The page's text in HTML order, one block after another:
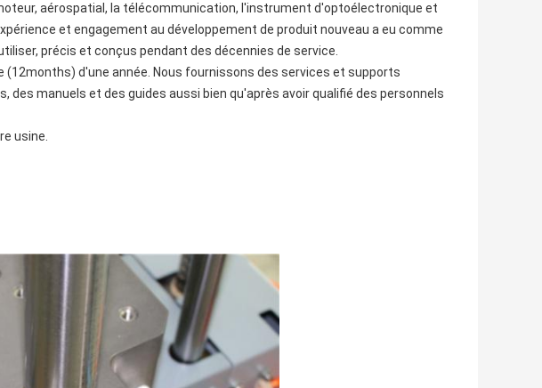
aérospatial, la télécommunication, l'instrument d'optoélectronique et
et engagement au développement de produit nouveau a eu comme
précis et conçus pendant des décennies de service.
(12months) d'une année. Nous fournissons des services et supports
manuels et des guides aussi bien qu'après avoir qualifié des personnels
usine.